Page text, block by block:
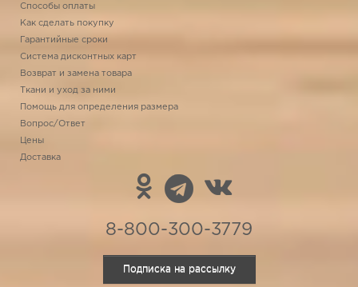
Способы оплаты
Как сделать покупку
Гарантийные сроки
Система дисконтных карт
Возврат и замена товара
Ткани и уход за ними
Помощь для определения размера
Вопрос/Ответ
Цены
Доставка
8-800-300-3779
Подписка на рассылку